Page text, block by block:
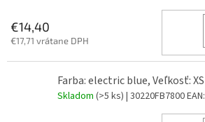
€14,40
€17,71 vrátane DPH
Farba: electric blue, Veľkosť: XS
Skladom (>5 ks) | 30220FB7800EAN: